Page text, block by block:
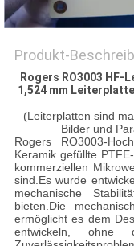
Produkt-
Rogers RO3003 HF-
1,524 mm
(Leiterplatten sind
Bilder und
Rogers RO3003-
Keramik gefüllte
kommerziellen
sind.Es wurde
mechanische
bieten.Die
ermöglicht es dem
entwickeln,